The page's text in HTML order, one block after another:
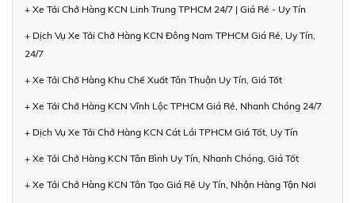
+ Xe Tải Chở Hàng KCN Linh Trung TPHCM 24/7 | Giá Rẻ - Uy Tín
+ Dịch Vụ Xe Tải Chở Hàng KCN Đông Nam TPHCM Giá Rẻ, Uy Tín,
24/7
+ Xe Tải Chở Hàng Khu Chế Xuất Tân Thuận Uy Tín, Giá Tốt
+ Xe Tải Chở Hàng KCN Vĩnh Lộc TPHCM Giá Rẻ, Nhanh Chóng 24/7
+ Dịch Vụ Xe Tải Chở Hàng KCN Cát Lái TPHCM Giá Tốt, Uy Tín
+ Xe Tải Chở Hàng KCN Tân Bình Uy Tín, Nhanh Chóng, Giá Tốt
+ Xe Tải Chở Hàng KCN Tân Tạo Giá Rẻ Uy Tín, Nhận Hàng Tận Nơi